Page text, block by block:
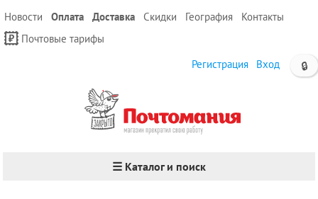
Новости Оплата Доставка Скидки География
Контакты
Почтовые тарифы
🔒
Регистрация Вход
☰ Каталог и поиск